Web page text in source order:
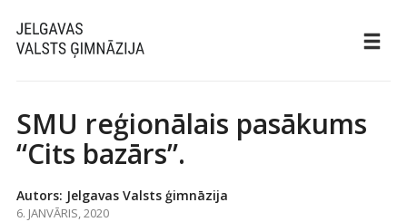
SMU reģionālais pasākums
“Cits bazārs”.
Autors: Jelgavas Valsts ģimnāzija
6. JANVĀRIS, 2020